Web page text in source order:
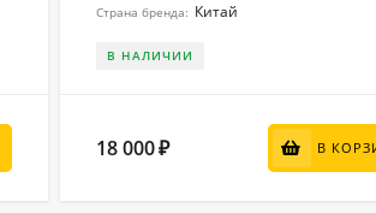
Страна бренда: Китай
В НАЛИЧИИ
18 000₽ В